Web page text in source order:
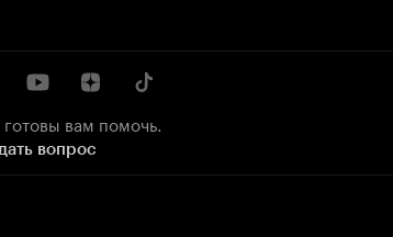
вам помочь.
вопрос